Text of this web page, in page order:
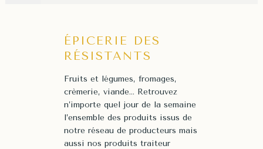
ÉPICERIE DES
RÉSISTANTS
Fruits et légumes, fromages,
crèmerie, viande… Retrouvez
n’importe quel jour de la semaine
l’ensemble des produits issus de
notre réseau de producteurs mais
aussi nos produits traiteur